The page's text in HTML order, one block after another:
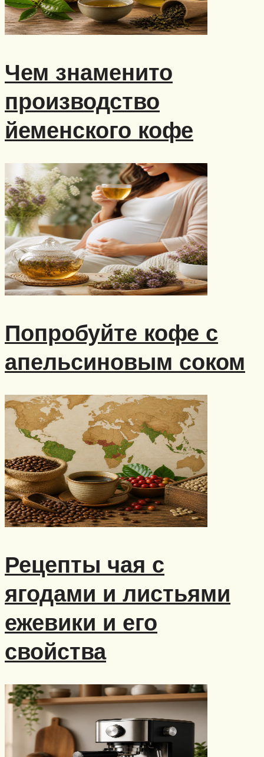
Чем знаменито
производство
йеменского кофе
Попробуйте кофе с
апельсиновым соком
Рецепты чая с
ягодами и листьями
ежевики и его
свойства